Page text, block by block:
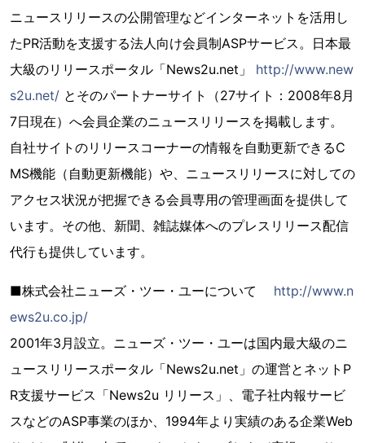
ニュースリリースの公開管理などインターネットを活用し
たPR活動を支援する法人向け会員制ASPサービス。日本最
大級のリリースポータル「News2u.net」 http://www.new
s2u.net/ とそのパートナーサイト（27サイト：2008年8月
7日現在）へ会員企業のニュースリリースを掲載します。
自社サイトのリリースコーナーの情報を自動更新できるC
MS機能（自動更新機能）や、ニュースリリースに対しての
アクセス状況が把握できる会員専用の管理画面を提供して
います。その他、新聞、雑誌媒体へのプレスリリース配信
代行も提供しています。
■株式会社ニューズ・ツー・ユーについて http://www.n
ews2u.co.jp/
2001年3月設立。ニューズ・ツー・ユーは国内最大級のニ
ュースリリースポータル「News2u.net」の運営とネットP
R支援サービス「News2u リリース」、電子社内報サービ
スなどのASP事業のほか、1994年より実績のある企業Web